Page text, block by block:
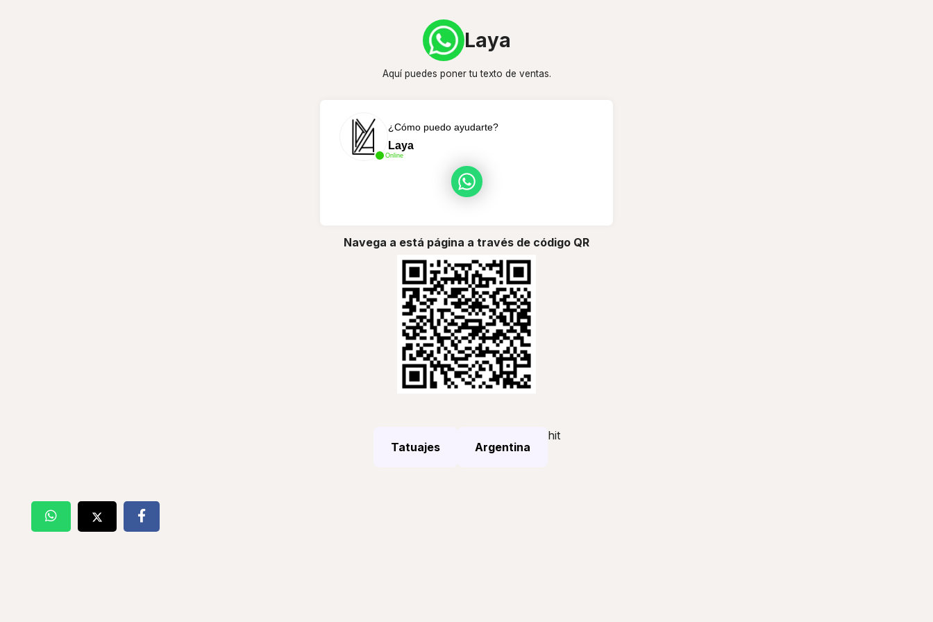
Laya
Aquí puedes poner tu texto de ventas.
Online
¿Cómo puedo ayudarte?
Laya
Navega a está página a través de código QR
Tatuajes Argentina
hit